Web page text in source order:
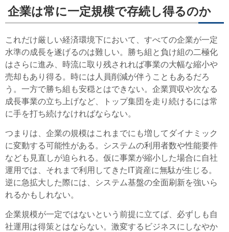
企業は常に一定規模で存続し得るのか
これだけ厳しい経済環境下において、すべての企業が一定
水準の成長を遂げるのは難しい。勝ち組と負け組の二極化
はさらに進み、時流に取り残されれば事業の大幅な縮小や
売却もあり得る。時には人員削減が伴うこともあるだろ
う。一方で勝ち組も安穏とはできない。企業買収や次なる
成長事業の立ち上げなど、トップ集団を走り続けるには常
に手を打ち続けなければならない。
つまりは、企業の規模はこれまでにも増してダイナミック
に変動する可能性がある。システムの利用者数や性能要件
なども見直しが迫られる。仮に事業が縮小した場合に自社
運用では、それまで利用してきたIT資産に無駄が生じる。
逆に急拡大した際には、システム基盤の全面刷新を強いら
れるかもしれない。
企業規模が一定ではないという前提に立てば、必ずしも自
社運用は得策とはならない。激変するビジネスにしなやか